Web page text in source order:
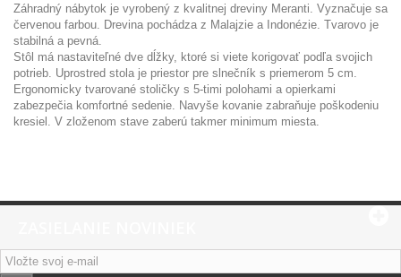
Záhradný nábytok je vyrobený z kvalitnej dreviny Meranti. Vyznačuje sa
červenou farbou. Drevina pochádza z Malajzie a Indonézie. Tvarovo je
stabilná a pevná.
Stôl má nastaviteľné dve dĺžky, ktoré si viete korigovať podľa svojich
potrieb. Uprostred stola je priestor pre slnečník s priemerom 5 cm.
Ergonomicky tvarované stoličky s 5-timi polohami a opierkami
zabezpečia komfortné sedenie. Navyše kovanie zabraňuje poškodeniu
kresiel. V zloženom stave zaberú takmer minimum miesta.